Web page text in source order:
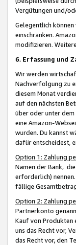
Vergütungen und/
Gelegentlich
einschränken.
modifizieren.
6. Erfassung und
Wir werden
Nachverfolgung zu
diesem Monat
auf den nächsten
über oder unter
eine Amazon-
wurden. Du kannst
dafür entscheidest,
Option 1: Zahlung
Namen der Bank,
erforderlich)
fällige
Option 2: Zahlung
Partnerkonto
Kauf von Produkten
uns das Recht vor,
das Recht vor, den